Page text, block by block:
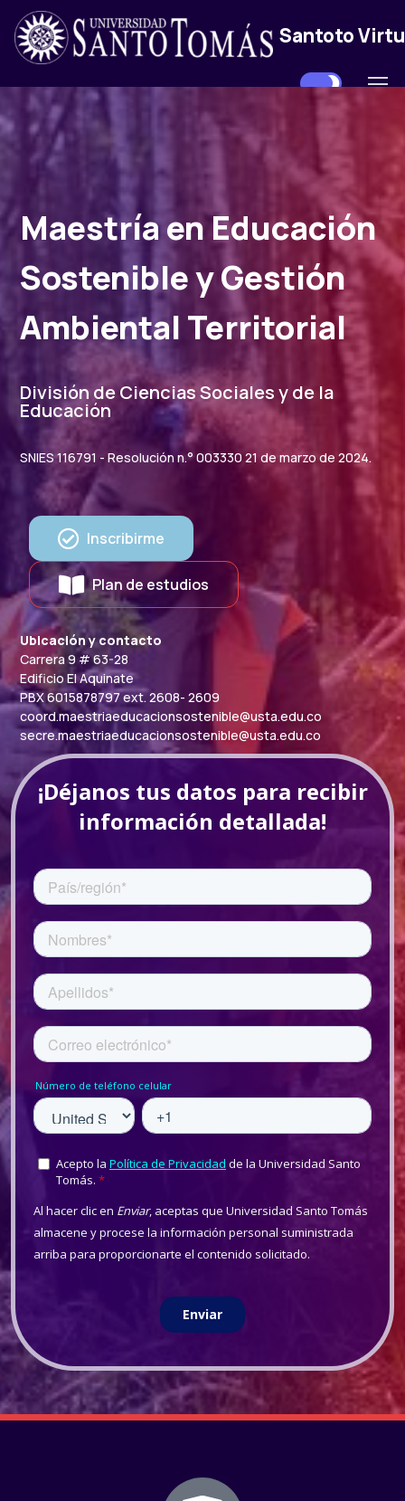
Santoto
Maestría en Educación
Sostenible y Gestión
Ambiental Territorial
División de Ciencias Sociales y de la
Educación
SNIES 116791 - Resolución n.° 003330 21 de marzo de 2024.
Inscribirme
Plan de estudios
Ubicación y contacto
Carrera 9 # 63-28
Edificio El Aquinate
PBX 6015878797 ext. 2608- 2609
coord.maestriaeducacionsostenible@usta.edu.co
secre.maestriaeducacionsostenible@usta.edu.co